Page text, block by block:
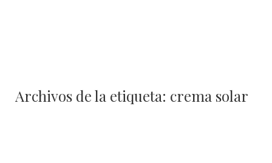
Archivos de la etiqueta: crema solar